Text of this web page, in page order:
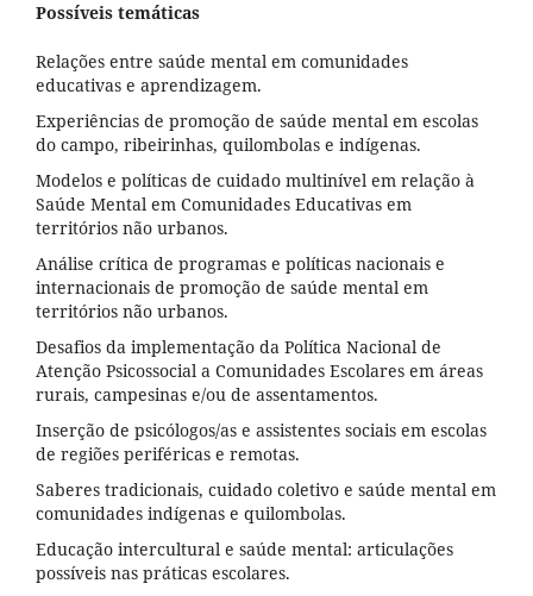
Possíveis temáticas
Relações entre saúde mental em comunidades
educativas e aprendizagem.
Experiências de promoção de saúde mental em escolas
do campo, ribeirinhas, quilombolas e indígenas.
Modelos e políticas de cuidado multinível em relação à
Saúde Mental em Comunidades Educativas em
territórios não urbanos.
Análise crítica de programas e políticas nacionais e
internacionais de promoção de saúde mental em
territórios não urbanos.
Desafios da implementação da Política Nacional de
Atenção Psicossocial a Comunidades Escolares em áreas
rurais, campesinas e/ou de assentamentos.
Inserção de psicólogos/as e assistentes sociais em escolas
de regiões periféricas e remotas.
Saberes tradicionais, cuidado coletivo e saúde mental em
comunidades indígenas e quilombolas.
Educação intercultural e saúde mental: articulações
possíveis nas práticas escolares.